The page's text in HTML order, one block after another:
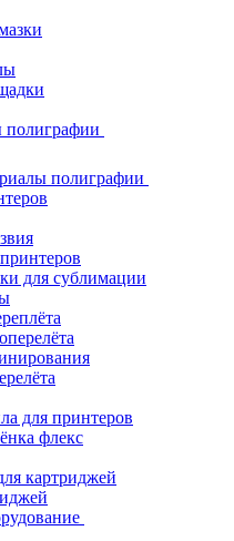
полиграфии
полиграфии
для сублимации
для принтеров
флекс
картриджей